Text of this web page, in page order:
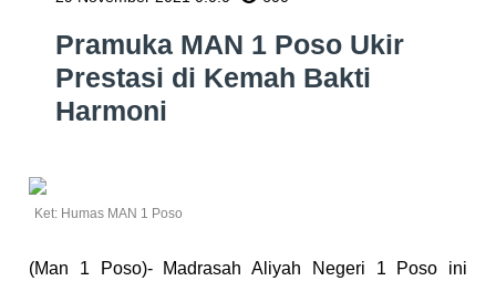
Pramuka MAN 1 Poso Ukir
Prestasi di Kemah Bakti
Harmoni
Ket: Humas MAN 1 Poso
(Man 1 Poso)- Madrasah Aliyah Negeri 1 Poso ini